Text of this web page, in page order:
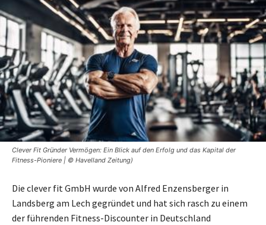
Clever Fit Gründer Vermögen: Ein Blick auf den Erfolg und das Kapital der
Fitness-Pioniere | © Havelland Zeitung)
Die clever fit GmbH wurde von Alfred Enzensberger in
Landsberg am Lech gegründet und hat sich rasch zu einem
der führenden Fitness-Discounter in Deutschland